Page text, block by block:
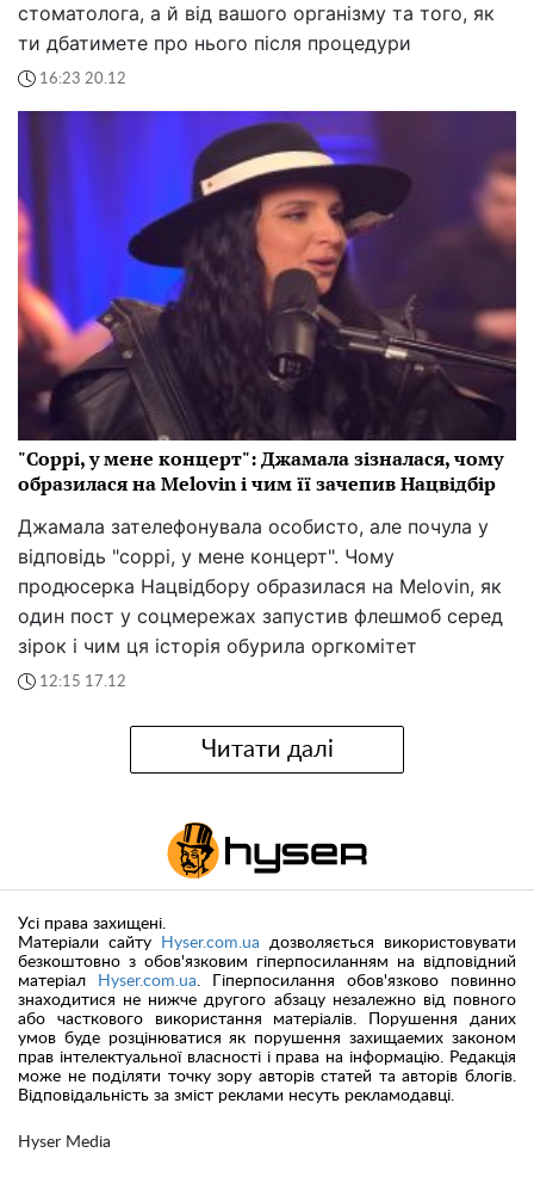
стоматолога, а й від вашого організму та того, як
ти дбатимете про нього після процедури
16:23 20.12
"Соррі, у мене концерт": Джамала зізналася, чому
образилася на Melovin і чим її зачепив Нацвідбір
Джамала зателефонувала особисто, але почула у
відповідь "соррі, у мене концерт". Чому
продюсерка Нацвідбору образилася на Melovin, як
один пост у соцмережах запустив флешмоб серед
зірок і чим ця історія обурила оргкомітет
12:15 17.12
Читати далі
Hyser Media
Усі права захищені.
Матеріали сайту
Hyser.com.ua дозволяється використовувати
безкоштовно з обов'язковим гіперпосиланням на відповідний
матеріал
Hyser.com.ua. Гіперпосилання обов'язково повинно
знаходитися не нижче другого абзацу незалежно від повного
або часткового використання матеріалів. Порушення даних
умов буде розцінюватися як порушення захищаемих законом
прав інтелектуальної власності і права на інформацію. Редакція
може не поділяти точку зору авторів статей та авторів блогів.
Відповідальність за зміст реклами несуть рекламодавці.